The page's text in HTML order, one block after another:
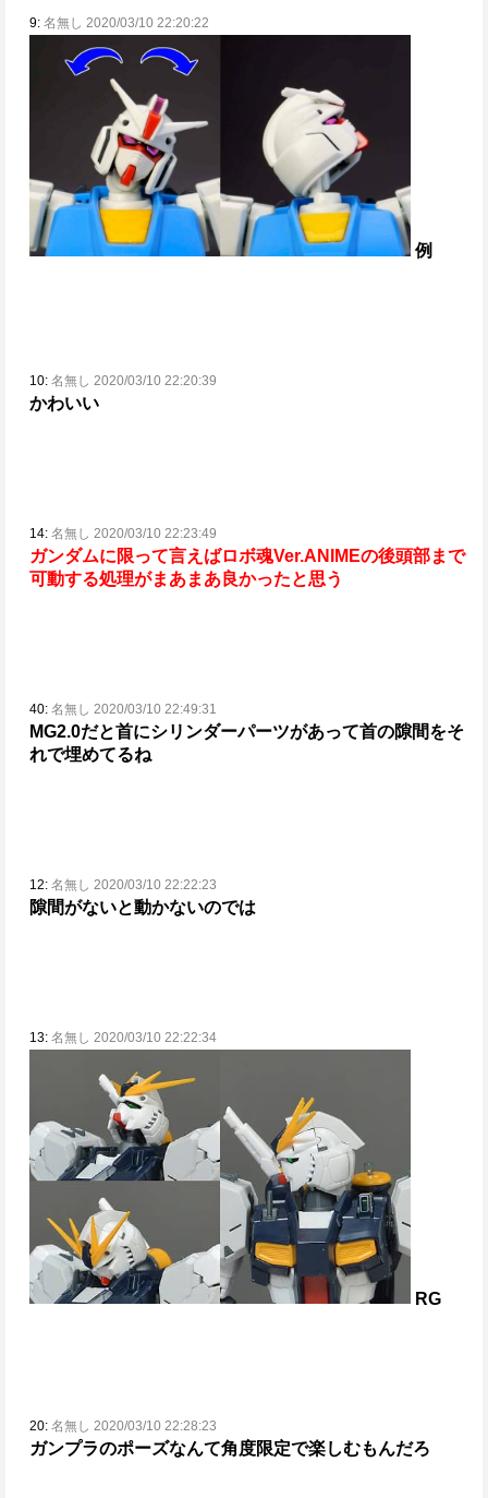
9: 名無し 2020/03/10 22:20:22
例
10: 名無し 2020/03/10 22:20:39
かわいい
14: 名無し 2020/03/10 22:23:49
ガンダムに限って言えばロボ魂Ver.ANIMEの後頭部まで
可動する処理がまあまあ良かったと思う
40: 名無し 2020/03/10 22:49:31
MG2.0だと首にシリンダーパーツがあって首の隙間をそ
れで埋めてるね
12: 名無し 2020/03/10 22:22:23
隙間がないと動かないのでは
13: 名無し 2020/03/10 22:22:34
RG
20: 名無し 2020/03/10 22:28:23
ガンプラのポーズなんて角度限定で楽しむもんだろ